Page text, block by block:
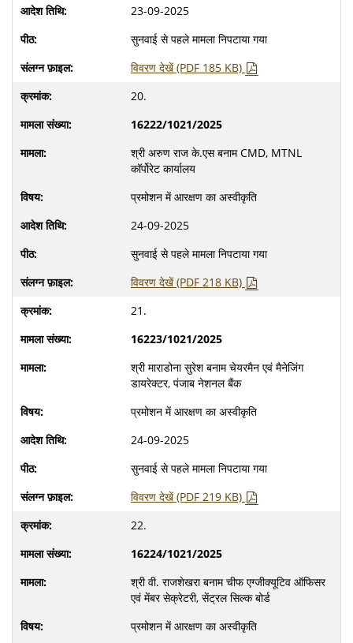
23-09-2025
सुनवाई से पहले मामला निपटाया गया
विवरण देखें (PDF 185 KB)
20.
16222/1021/2025
श्री अरुण राज के.एस बनाम CMD, MTNL
कॉर्पोरेट कार्यालय
प्रमोशन में आरक्षण का अस्वीकृति
24-09-2025
सुनवाई से पहले मामला निपटाया गया
विवरण देखें (PDF 218 KB)
21.
16223/1021/2025
श्री माराडोना सुरेश बनाम चेयरमैन एवं मैनेजिंग
डायरेक्टर, पंजाब नेशनल बैंक
प्रमोशन में आरक्षण का अस्वीकृति
24-09-2025
सुनवाई से पहले मामला निपटाया गया
विवरण देखें (PDF 219 KB)
22.
16224/1021/2025
श्री वी. राजशेखरा बनाम चीफ एग्जीक्यूटिव ऑफिसर
एवं मेंबर सेक्रेटरी, सेंट्रल सिल्क बोर्ड
प्रमोशन में आरक्षण का अस्वीकृति